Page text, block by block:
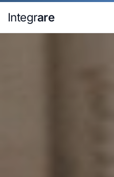
Pular para o conteudo principal
Integrare